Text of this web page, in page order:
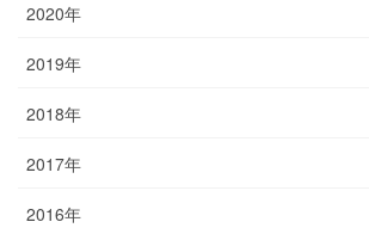
2020年
2019年
2018年
2017年
2016年